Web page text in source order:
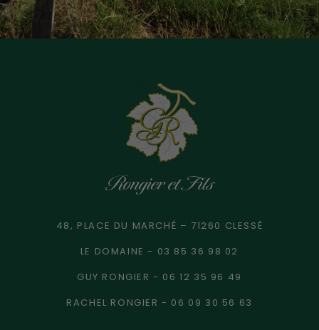
Rongier et Fils
48, PLACE DU MARCHÉ – 71260 CLESSÉ
LE DOMAINE - 03 85 36 98 02
GUY RONGIER - 06 12 35 96 49
RACHEL RONGIER - 06 09 30 56 63